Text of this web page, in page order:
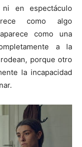
en espectáculo
como algo
como una
a la
porque otro
la incapacidad